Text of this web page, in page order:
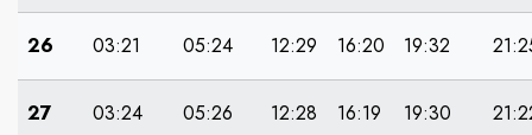
26 03:21 05:24 12:29 16:20 19:32
27 03:24 05:26 12:28 16:19 19:30